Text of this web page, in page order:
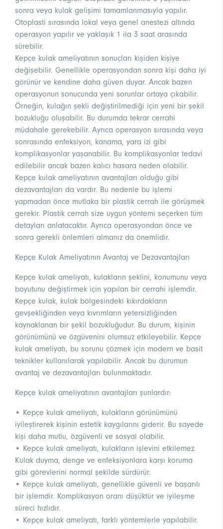
sonra veya kulak gelişimi tamamlanmasıyla yapılır.
Otoplasti sırasında lokal veya genel anestezi altında
operasyon yapılır ve yaklaşık 1 ila 3 saat arasında
sürebilir.
Kepçe kulak ameliyatının sonuçları kişiden kişiye
değişebilir. Genellikle operasyondan sonra kişi daha iyi
görünür ve kendine daha güven duyar. Ancak bazen
operasyonun sonucunda yeni sorunlar ortaya çıkabilir.
Örneğin, kulağın şekli değiştirilmediği için yeni bir şekil
bozukluğu oluşabilir. Bu durumda tekrar cerrahi
müdahale gerekebilir. Ayrıca operasyon sırasında veya
sonrasında enfeksiyon, kanama, yara izi gibi
komplikasyonlar yaşanabilir. Bu komplikasyonlar tedavi
edilebilir ancak bazen kalıcı hasara neden olabilir.
Kepçe kulak ameliyatının avantajları olduğu gibi
dezavantajları da vardır. Bu nedenle bu işlemi
yapmadan önce mutlaka bir plastik cerrah ile görüşmek
gerekir. Plastik cerrah size uygun yöntemi seçerken tüm
detayları anlatacaktır. Ayrıca operasyondan önce ve
sonra gerekli önlemleri almanız da önemlidir.
Kepçe Kulak Ameliyatının Avantaj ve Dezavantajları
Kepçe kulak ameliyatı, kulakların şeklini, konumunu veya
boyutunu değiştirmek için yapılan bir cerrahi işlemdir.
Kepçe kulak, kulak bölgesindeki kıkırdakların
gevşekliğinden veya kıvrımların yetersizliğinden
kaynaklanan bir şekil bozukluğudur. Bu durum, kişinin
görünümünü ve özgüvenini olumsuz etkileyebilir. Kepçe
kulak ameliyatı, bu sorunu çözmek için modern ve basit
teknikler kullanılarak yapılabilir. Ancak bu durumun
avantaj ve dezavantajları bulunmaktadır.
Kepçe kulak ameliyatının avantajları şunlardır:
• Kepçe kulak ameliyatı, kulakların görünümünü
iyileştirerek kişinin estetik kaygılarını giderir. Bu sayede
kişi daha mutlu, özgüvenli ve sosyal olabilir.
• Kepçe kulak ameliyatı, kulakların işlevini etkilemez.
Kulak duyma, denge ve enfeksiyonlara karşı koruma
gibi görevlerini normal şekilde sürdürür.
• Kepçe kulak ameliyatı, genellikle güvenli ve başarılı
bir işlemdir. Komplikasyon oranı düşüktür ve iyileşme
süreci hızlıdır.
• Kepçe kulak ameliyatı, farklı yöntemlerle yapılabilir.